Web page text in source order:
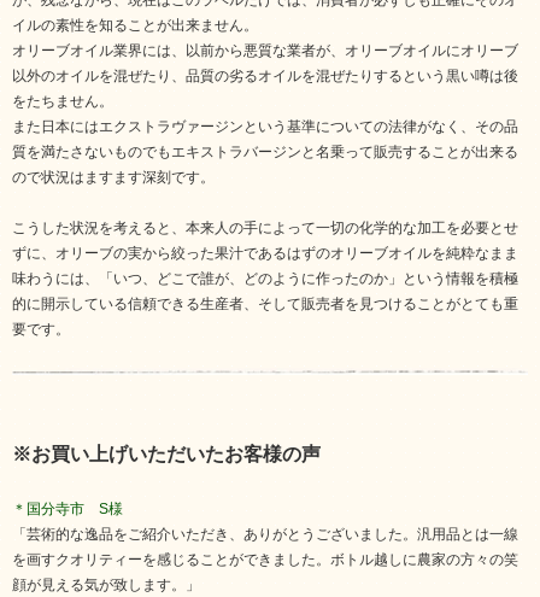
イルの素性を知ることが出来ません。
オリーブオイル業界には、以前から悪質な業者が、オリーブオイルにオリーブ
以外のオイルを混ぜたり、品質の劣るオイルを混ぜたりするという黒い噂は後
をたちません。
また日本にはエクストラヴァージンという基準についての法律がなく、その品
質を満たさないものでもエキストラバージンと名乗って販売することが出来る
ので状況はますます深刻です。
こうした状況を考えると、本来人の手によって一切の化学的な加工を必要とせ
ずに、オリーブの実から絞った果汁であるはずのオリーブオイルを純粋なまま
味わうには、「いつ、どこで誰が、どのように作ったのか」という情報を積極
的に開示している信頼できる生産者、そして販売者を見つけることがとても重
要です。
※お買い上げいただいたお客様の声
＊国分寺市 S様
「芸術的な逸品をご紹介いただき、ありがとうございました。汎用品とは一線
を画すクオリティーを感じることができました。ボトル越しに農家の方々の笑
顔が見える気が致します。」